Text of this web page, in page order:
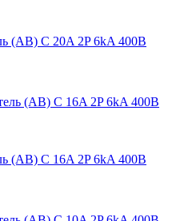
(АВ) C 20A 2P 6kA 400В
(АВ) C 16A 2P 6kA 400В